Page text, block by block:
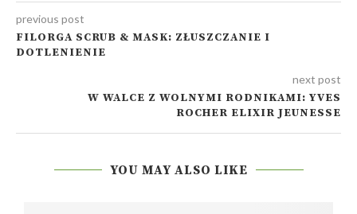
previous post
FILORGA SCRUB & MASK: ZŁUSZCZANIE I
DOTLENIENIE
next post
W WALCE Z WOLNYMI RODNIKAMI: YVES
ROCHER ELIXIR JEUNESSE
YOU MAY ALSO LIKE